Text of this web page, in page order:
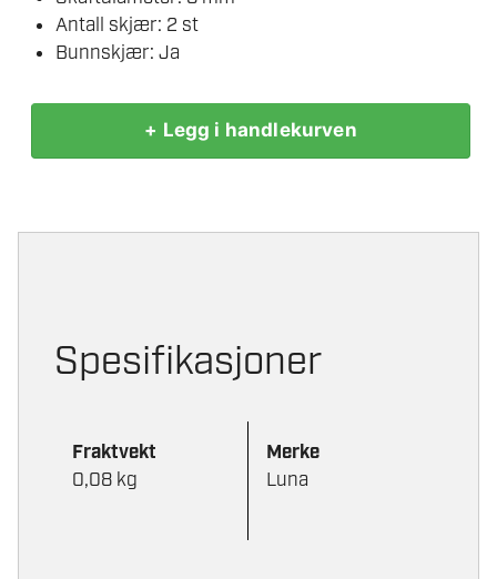
Antall skjær: 2 st
Bunnskjær: Ja
+ Legg i handlekurven
Spesifikasjoner
Fraktvekt
0,08 kg
Merke
Luna